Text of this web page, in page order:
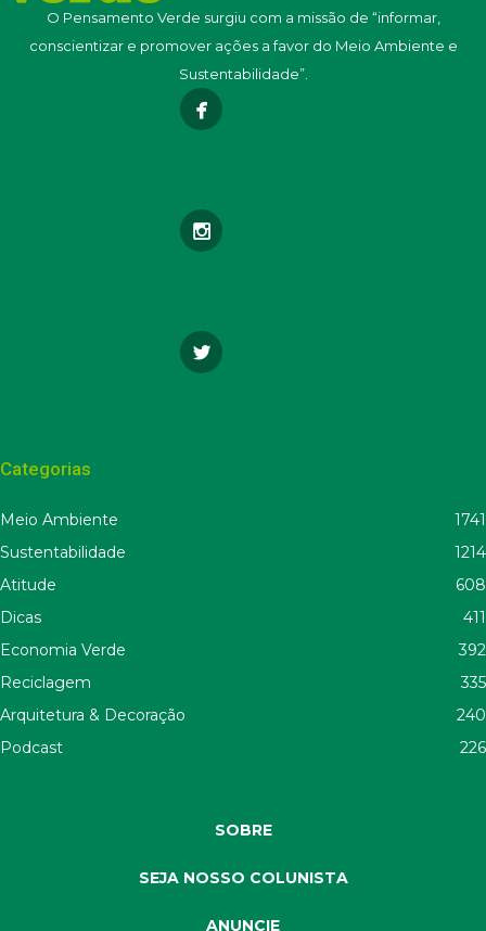
O Pensamento Verde surgiu com a missão de “informar,
conscientizar e promover ações a favor do Meio Ambiente e
Sustentabilidade”.
Categorias
Meio Ambiente
1741
Sustentabilidade
1214
Atitude
608
Dicas
411
Economia Verde
392
Reciclagem
335
Arquitetura & Decoração
240
Podcast
226
SOBRE
SEJA NOSSO COLUNISTA
ANUNCIE